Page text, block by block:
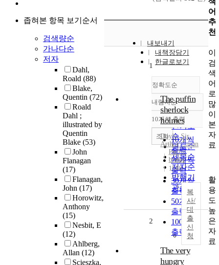
좁혀본 항목 보기순서
검색량순
가나다순
저자
Dahl,
Roald (88)
Blake,
Quentin (72)
Roald
Dahl ;
illustrated by
Quentin
Blake (53)
John
Flanagan
(17)
Flanagan,
John (17)
Horowitz,
Anthony
(15)
Nesbit, E
(12)
Ahlberg,
Allan (12)
Scieszka,
내보내기
내책장담기
한글로보기
정확도순
정확도
순
인기도
순
연도순
제목순
저자순
발행기
관순
내림차순
내림차순
10개씩 출력
10개씩
출력
20개씩
출력
30개씩
출력
50개씩
출력
100개씩
출력
조회
1
The puffin
sherlock
holmes
Doyle, Sir
Arthur Conan
Puffin
books
1988
복
사/
대
출
신
청
2
The very
hungry
어
추
천
이
검
색
어
로
많
이
본
자
료
활
용
도
높
은
자
료